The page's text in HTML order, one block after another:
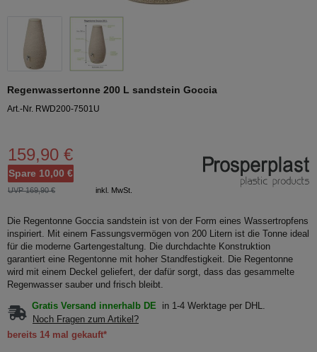
Regenwassertonne 200 L sandstein Goccia
Art.-Nr. RWD200-7501U
159,90 €
Spare 10,00 €
UVP 169,90 € inkl. MwSt.
Die Regentonne Goccia sandstein ist von der Form eines Wassertropfens
inspiriert. Mit einem Fassungsvermögen von 200 Litern ist die Tonne ideal
für die moderne Gartengestaltung. Die durchdachte Konstruktion
garantiert eine Regentonne mit hoher Standfestigkeit. Die Regentonne
wird mit einem Deckel geliefert, der dafür sorgt, dass das gesammelte
Regenwasser sauber und frisch bleibt.
Gratis Versand innerhalb DE
in 1-4 Werktage per DHL.
Noch Fragen zum Artikel?
bereits 14 mal gekauft*